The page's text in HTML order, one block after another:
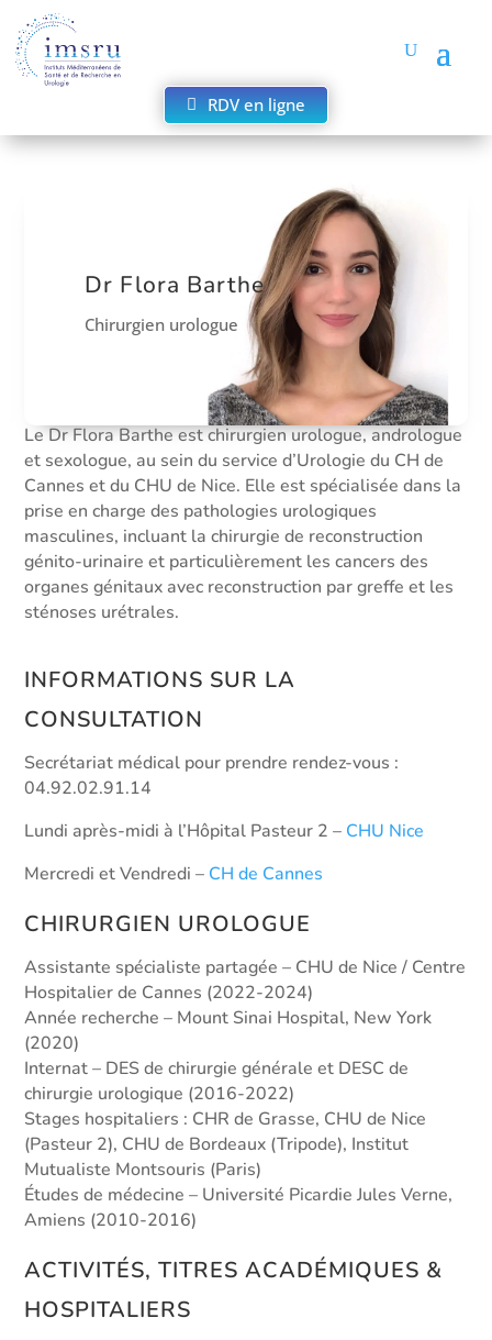
RDV en ligne
Dr Flora Barthe
Chirurgien urologue
Le Dr Flora Barthe est chirurgien urologue, andrologue
et sexologue, au sein du service d’Urologie du CH de
Cannes et du CHU de Nice. Elle est spécialisée dans la
prise en charge des pathologies urologiques
masculines, incluant la chirurgie de reconstruction
génito-urinaire et particulièrement les cancers des
organes génitaux avec reconstruction par greffe et les
sténoses urétrales.
INFORMATIONS SUR LA
CONSULTATION
Secrétariat médical pour prendre rendez-vous :
04.92.02.91.14
Lundi après-midi à l’Hôpital Pasteur 2 – CHU Nice
Mercredi et Vendredi – CH de Cannes
CHIRURGIEN UROLOGUE
Assistante spécialiste partagée – CHU de Nice / Centre
Hospitalier de Cannes (2022-2024)
Année recherche – Mount Sinai Hospital, New York
(2020)
Internat – DES de chirurgie générale et DESC de
chirurgie urologique (2016-2022)
Stages hospitaliers : CHR de Grasse, CHU de Nice
(Pasteur 2), CHU de Bordeaux (Tripode), Institut
Mutualiste Montsouris (Paris)
Études de médecine – Université Picardie Jules Verne,
Amiens (2010-2016)
ACTIVITÉS, TITRES ACADÉMIQUES &
HOSPITALIERS